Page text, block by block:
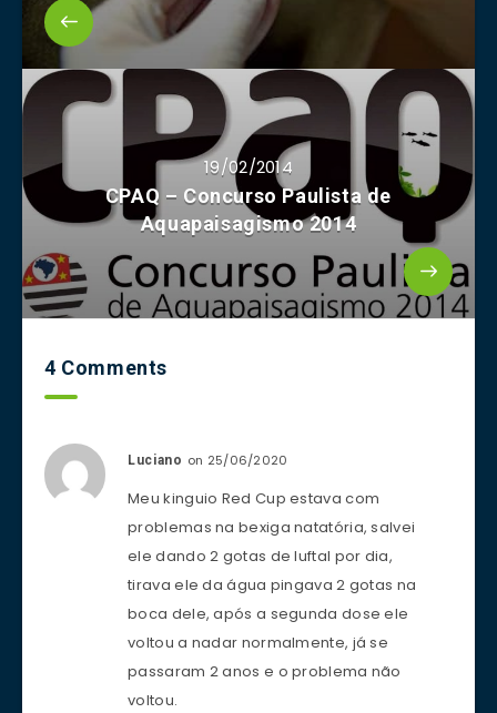
19/02/2014
CPAQ – Concurso Paulista de
Aquapaisagismo 2014
4 Comments
Luciano on 25/06/2020
Meu kinguio Red Cup estava com
problemas na bexiga natatória, salvei
ele dando 2 gotas de luftal por dia,
tirava ele da água pingava 2 gotas na
boca dele, após a segunda dose ele
voltou a nadar normalmente, já se
passaram 2 anos e o problema não
voltou.